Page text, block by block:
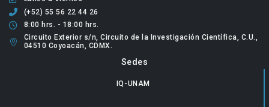
(+52) 55 56 22 44 26
8:00 hrs. - 18:00 hrs.
Circuito Exterior s/n, Circuito de la Investigación Científica, C.U.,
04510 Coyoacán, CDMX.
Sedes
IQ-UNAM